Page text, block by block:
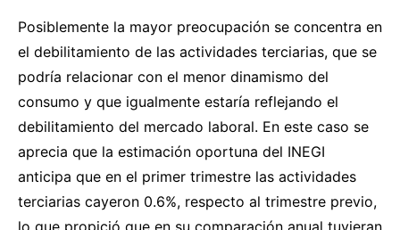
Posiblemente la mayor preocupación se concentra en
el debilitamiento de las actividades terciarias, que se
podría relacionar con el menor dinamismo del
consumo y que igualmente estaría reflejando el
debilitamiento del mercado laboral. En este caso se
aprecia que la estimación oportuna del INEGI
anticipa que en el primer trimestre las actividades
terciarias cayeron 0.6%, respecto al trimestre previo,
lo que propició que en su comparación anual tuvieran